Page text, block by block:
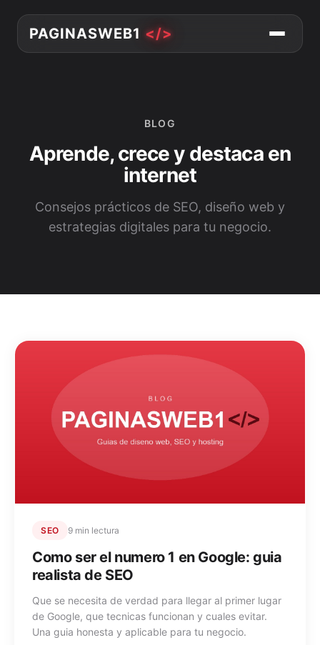
PAGINASWEB1 </>
BLOG
Aprende, crece y destaca en
internet
Consejos prácticos de SEO, diseño web y
estrategias digitales para tu negocio.
SEO 9 min lectura
Como ser el numero 1 en Google: guia
realista de SEO
Que se necesita de verdad para llegar al primer lugar
de Google, que tecnicas funcionan y cuales evitar.
Una guia honesta y aplicable para tu negocio.